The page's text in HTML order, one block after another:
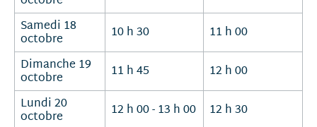
Samedi 18
octobre 10 h 30
11 h 00
Dimanche 19
octobre 11 h 45
12 h 00
Lundi 20
octobre 12 h 00 - 13 h 00
12 h 30